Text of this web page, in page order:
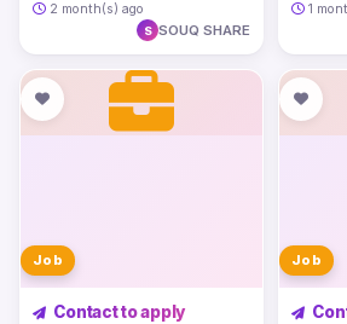
2 month(s) ago
S SOUQ SHARE
1
Job
Contact to apply
Job